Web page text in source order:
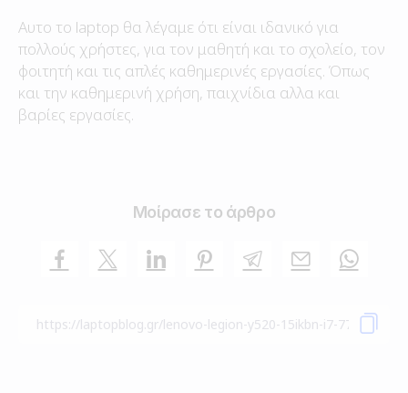
Αυτο το laptop θα λέγαμε ότι είναι ιδανικό για
πολλούς χρήστες, για τον μαθητή και το σχολείο, τον
φοιτητή και τις απλές καθημερινές εργασίες. Όπως
και την καθημερινή χρήση, παιχνίδια αλλα και
βαρίες εργασίες.
Μοίρασε το άρθρο